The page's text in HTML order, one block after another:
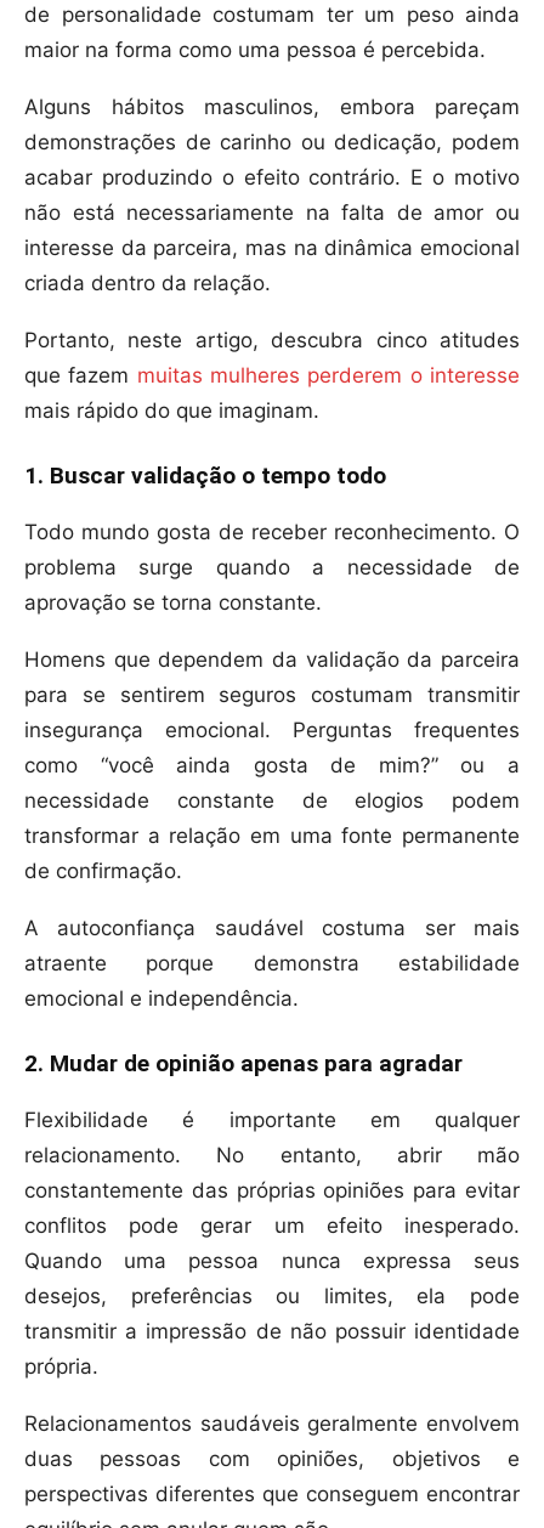
de personalidade costumam ter um peso ainda
maior na forma como uma pessoa é percebida.
Alguns hábitos masculinos, embora pareçam
demonstrações de carinho ou dedicação, podem
acabar produzindo o efeito contrário. E o motivo
não está necessariamente na falta de amor ou
interesse da parceira, mas na dinâmica emocional
criada dentro da relação.
Portanto, neste artigo, descubra cinco atitudes
que fazem muitas mulheres perderem o interesse
mais rápido do que imaginam.
1. Buscar validação o tempo todo
Todo mundo gosta de receber reconhecimento. O
problema surge quando a necessidade de
aprovação se torna constante.
Homens que dependem da validação da parceira
para se sentirem seguros costumam transmitir
insegurança emocional. Perguntas frequentes
como “você ainda gosta de mim?” ou a
necessidade constante de elogios podem
transformar a relação em uma fonte permanente
de confirmação.
A autoconfiança saudável costuma ser mais
atraente porque demonstra estabilidade
emocional e independência.
2. Mudar de opinião apenas para agradar
Flexibilidade é importante em qualquer
relacionamento. No entanto, abrir mão
constantemente das próprias opiniões para evitar
conflitos pode gerar um efeito inesperado.
Quando uma pessoa nunca expressa seus
desejos, preferências ou limites, ela pode
transmitir a impressão de não possuir identidade
própria.
Relacionamentos saudáveis geralmente envolvem
duas pessoas com opiniões, objetivos e
perspectivas diferentes que conseguem encontrar